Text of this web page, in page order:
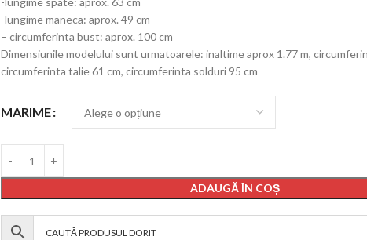
-lungime maneca: aprox. 49 cm
– circumferinta bust: aprox. 100 cm
Dimensiunile modelului sunt urmatoarele: inaltime aprox 1.77 m,
circumferinta talie 61 cm, circumferinta solduri 95 cm
MARIME
ADAUGĂ ÎN COȘ